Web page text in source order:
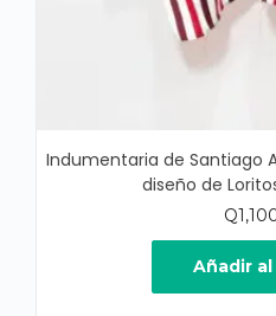
Indumentaria de Santiago
diseño de
Q
Añadir